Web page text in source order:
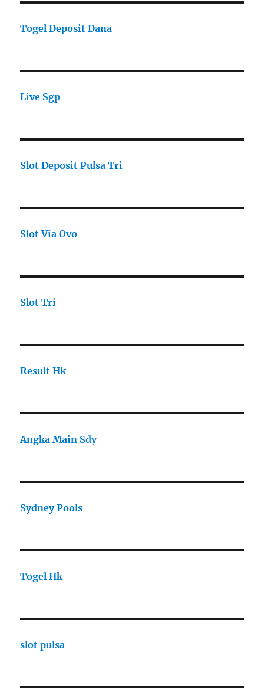
Togel Deposit Dana
Live Sgp
Slot Deposit Pulsa Tri
Slot Via Ovo
Slot Tri
Result Hk
Angka Main Sdy
Sydney Pools
Togel Hk
slot pulsa